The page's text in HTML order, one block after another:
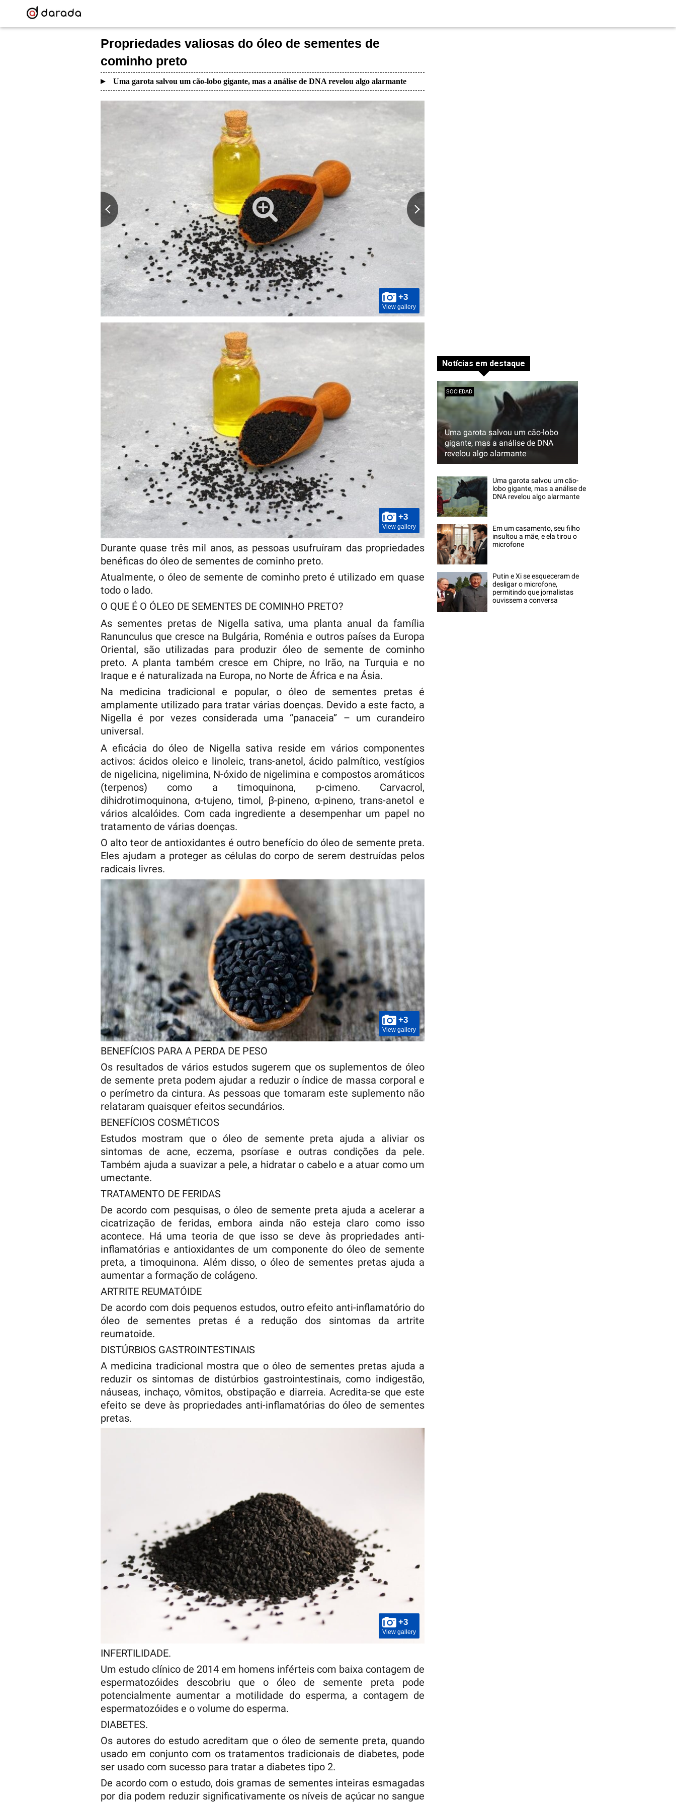
Propriedades valiosas do óleo de sementes de
cominho preto
Uma garota salvou um cão-lobo gigante, mas a análise de DNA revelou algo alarmante
+3
View gallery
+3
View gallery
Durante quase três mil anos, as pessoas usufruíram das propriedades
benéficas do óleo de sementes de cominho preto.
Atualmente, o óleo de semente de cominho preto é utilizado em quase
todo o lado.
O QUE É O ÓLEO DE SEMENTES DE COMINHO PRETO?
As sementes pretas de Nigella sativa, uma planta anual da família
Ranunculus que cresce na Bulgária, Roménia e outros países da Europa
Oriental, são utilizadas para produzir óleo de semente de cominho
preto. A planta também cresce em Chipre, no Irão, na Turquia e no
Iraque e é naturalizada na Europa, no Norte de África e na Ásia.
Na medicina tradicional e popular, o óleo de sementes pretas é
amplamente utilizado para tratar várias doenças. Devido a este facto, a
Nigella é por vezes considerada uma “panaceia” – um curandeiro
universal.
A eficácia do óleo de Nigella sativa reside em vários componentes
activos: ácidos oleico e linoleic, trans-anetol, ácido palmítico, vestígios
de nigelicina, nigelimina, N-óxido de nigelimina e compostos aromáticos
(terpenos) como a timoquinona, p-cimeno. Carvacrol,
dihidrotimoquinona, α-tujeno, timol, β-pineno, α-pineno, trans-anetol e
vários alcalóides. Com cada ingrediente a desempenhar um papel no
tratamento de várias doenças.
O alto teor de antioxidantes é outro benefício do óleo de semente preta.
Eles ajudam a proteger as células do corpo de serem destruídas pelos
radicais livres.
+3
View gallery
BENEFÍCIOS PARA A PERDA DE PESO
Os resultados de vários estudos sugerem que os suplementos de óleo
de semente preta podem ajudar a reduzir o índice de massa corporal e
o perímetro da cintura. As pessoas que tomaram este suplemento não
relataram quaisquer efeitos secundários.
BENEFÍCIOS COSMÉTICOS
Estudos mostram que o óleo de semente preta ajuda a aliviar os
sintomas de acne, eczema, psoríase e outras condições da pele.
Também ajuda a suavizar a pele, a hidratar o cabelo e a atuar como um
umectante.
TRATAMENTO DE FERIDAS
De acordo com pesquisas, o óleo de semente preta ajuda a acelerar a
cicatrização de feridas, embora ainda não esteja claro como isso
acontece. Há uma teoria de que isso se deve às propriedades anti-
inflamatórias e antioxidantes de um componente do óleo de semente
preta, a timoquinona. Além disso, o óleo de sementes pretas ajuda a
aumentar a formação de colágeno.
ARTRITE REUMATÓIDE
De acordo com dois pequenos estudos, outro efeito anti-inflamatório do
óleo de sementes pretas é a redução dos sintomas da artrite
reumatoide.
DISTÚRBIOS GASTROINTESTINAIS
A medicina tradicional mostra que o óleo de sementes pretas ajuda a
reduzir os sintomas de distúrbios gastrointestinais, como indigestão,
náuseas, inchaço, vômitos, obstipação e diarreia. Acredita-se que este
efeito se deve às propriedades anti-inflamatórias do óleo de sementes
pretas.
+3
View gallery
INFERTILIDADE.
Um estudo clínico de 2014 em homens inférteis com baixa contagem de
espermatozóides descobriu que o óleo de semente preta pode
potencialmente aumentar a motilidade do esperma, a contagem de
espermatozóides e o volume do esperma.
DIABETES.
Os autores do estudo acreditam que o óleo de semente preta, quando
usado em conjunto com os tratamentos tradicionais de diabetes, pode
ser usado com sucesso para tratar a diabetes tipo 2.
De acordo com o estudo, dois gramas de sementes inteiras esmagadas
por dia podem reduzir significativamente os níveis de açúcar no sangue
Notícias em destaque
Uma garota salvou um cão-lobo
gigante, mas a análise de DNA
revelou algo alarmante
SOCIEDAD
Uma garota salvou um cão-
lobo gigante, mas a análise de
DNA revelou algo alarmante
Em um casamento, seu filho
insultou a mãe, e ela tirou o
microfone
Putin e Xi se esqueceram de
desligar o microfone,
permitindo que jornalistas
ouvissem a conversa